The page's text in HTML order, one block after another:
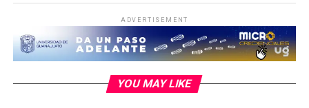
ADVERTISEMENT
YOU MAY LIKE